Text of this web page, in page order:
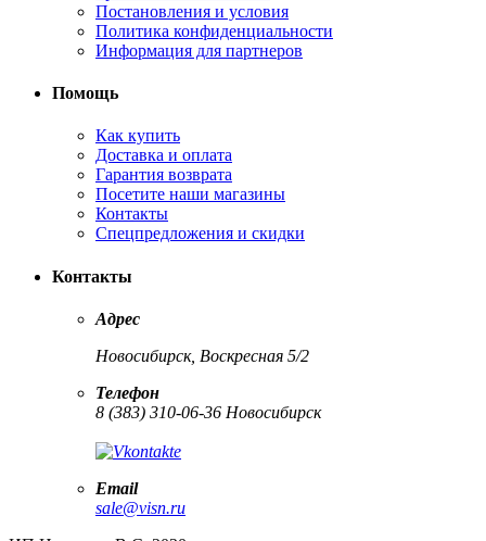
Постановления и условия
Политика конфиденциальности
Информация для партнеров
Помощь
Как купить
Доставка и оплата
Гарантия возврата
Посетите наши магазины
Контакты
Спецпредложения и скидки
Контакты
Адрес
Новосибирск, Воскресная 5/2
Телефон
8 (383) 310-06-36 Новосибирск
Email
sale@visn.ru